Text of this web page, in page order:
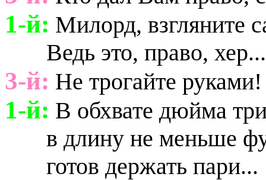
1-й: Милорд, взгляните
Ведь это, право, хер...
3-й: Не трогайте руками!
1-й: В обхвате дюйма
в длину не меньше
готов держать пари...